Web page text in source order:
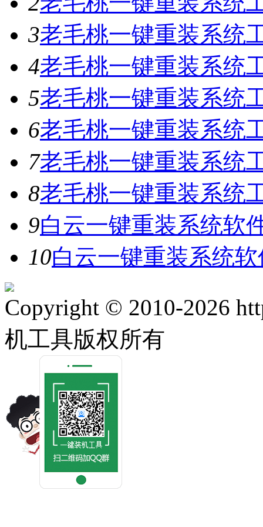
3老毛桃一键重装系统
4老毛桃一键重装系统
5老毛桃一键重装系统
6老毛桃一键重装系统
7老毛桃一键重装系统
8老毛桃一键重装系统
9白云一键重装系统软
10白云一键重装系统
Copyright © 2010-2026
机工具版权所有